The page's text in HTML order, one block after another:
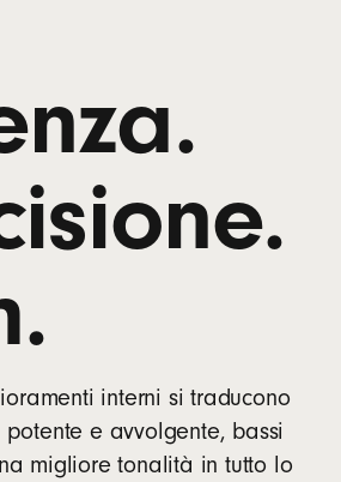
interni si traducono
e avvolgente, bassi
migliore tonalità in tutto lo